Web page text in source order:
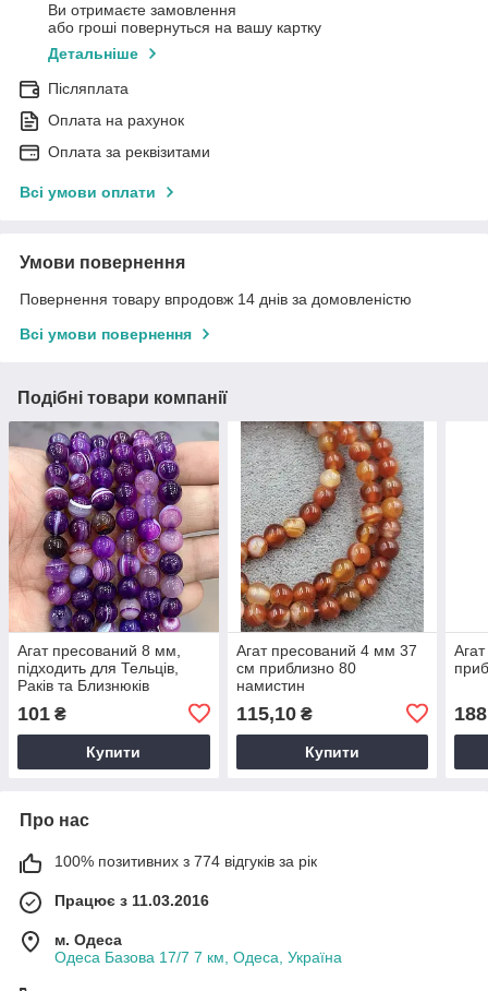
Ви отримаєте замовлення
або гроші повернуться на вашу картку
Детальніше
Післяплата
Оплата на рахунок
Оплата за реквізитами
Всі умови оплати
Умови повернення
Повернення товару впродовж 14 днів за домовленістю
Всі умови повернення
Подібні товари компанії
Агат пресований 8 мм,
підходить для Тельців,
Раків та Близнюків
101 ₴
Купити
Агат пресований 4 мм 37
см приблизно 80
намистин
115,10₴
Купити
Про нас
100% позитивних з 774 відгуків за рік
Працює з 11.03.2016
м. Одеса
Одеса Базова 17/7 7 км, Одеса, Україна